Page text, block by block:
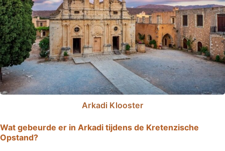
Arkadi Klooster
Wat gebeurde er in Arkadi tijdens de Kretenzische
Opstand?